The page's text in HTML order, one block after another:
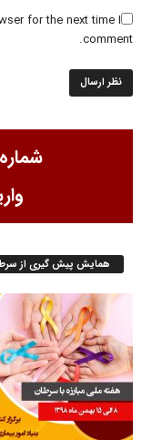
for the next time I
comment.
همایش پیش گیری از